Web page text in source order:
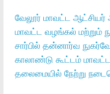
வேலூர் மாவட்ட ஆட்சியர்
மாவட்ட வழங்கல் மற்றும்
சார்பில் தன்னார்வ
காலாண்டு கூட்டம்
தலைமையில் நேற்று